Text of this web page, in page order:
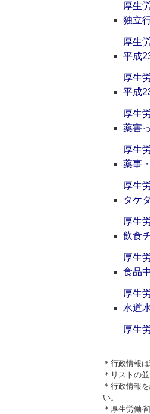
厚生
独立
厚生
平成
厚生
平成
厚生
薬害
厚生
薬事
厚生
タケ
厚生
飲食
厚生
食品
厚生
水道
厚生
＊行政情報
＊リストの
＊行政情報
い。
＊厚生労働